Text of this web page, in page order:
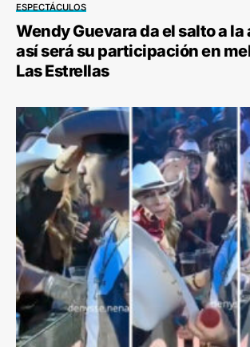
ESPECTÁCULOS
Wendy Guevara da el salto a
así será su participación en
Las Estrellas